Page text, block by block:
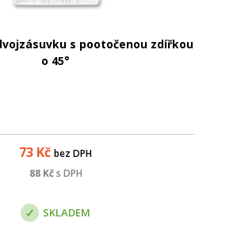
s pootočenou zdířkou
o 45°
73 Kč bez DPH
88Kč s DPH
SKLADEM